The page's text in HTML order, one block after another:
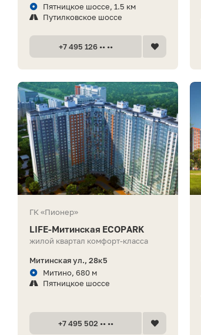
Пятницкое шоссе, 1.5 км
Путилковское шоссе
+7 495 126 •• ••
ГК «Пионер»
LIFE-Митинская ECOPARK
жилой квартал комфорт-класса
Митинская ул., 28к5
Митино, 680 м
Пятницкое шоссе
+7 495 502 •• ••